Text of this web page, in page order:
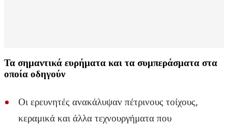
Τα σημαντικά ευρήματα και τα συμπεράσματα στα
οποία οδηγούν
Οι ερευνητές ανακάλυψαν πέτρινους τοίχους,
κεραμικά και άλλα τεχνουργήματα που